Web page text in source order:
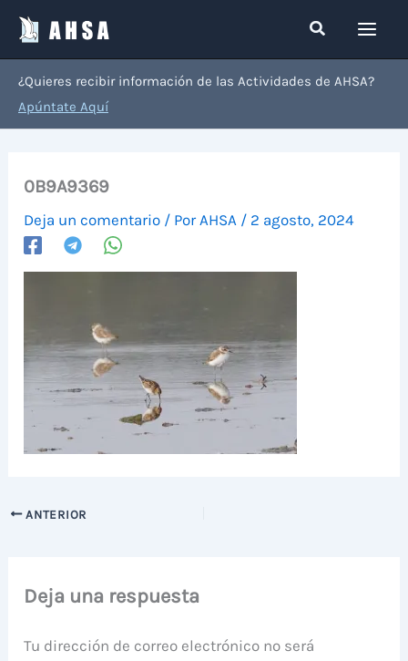
contenido
Buscar
¿Quieres recibir información de las Actividades de AHSA?
Apúntate Aquí
0B9A9369
Deja un comentario / Por AHSA / 2 agosto, 2024
ANTERIOR
Deja una respuesta
Tu dirección de correo electrónico no será